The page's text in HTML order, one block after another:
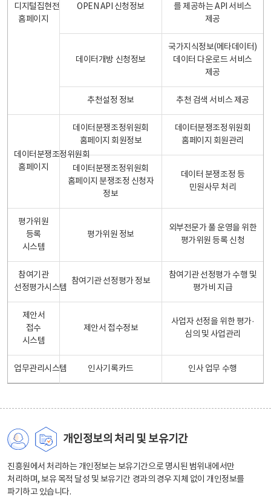
디지털집현전
홈페이지
OPEN API 신청정보
를 제공하는 API 서비스
제공
데이터개방 신청정보
국가지식정보(메타데이터)
데이터 다운로드 서비스
제공
추천설정 정보 추천 검색 서비스 제공
데이터분쟁조정위원회
홈페이지
데이터분쟁조정위원회
홈페이지 회원정보
데이터분쟁조정위원회
홈페이지 회원관리
데이터분쟁조정위원회
홈페이지 분쟁조정 신청자
정보
데이터 분쟁조정 등
민원사무 처리
평가위원
등록
시스템
평가위원 정보
외부전문가 풀 운영을 위한
평가위원 등록 신청
참여기관
선정평가시스템
참여기관 선정평가 정보
참여기관 선정평가 수행 및
평가비 지급
제안서
접수
시스템
제안서 접수정보
사업자 선정을 위한 평가·
심의 및 사업관리
업무관리시스템 인사기록카드 인사 업무 수행
개인정보의 처리 및 보유기간
진흥원에서 처리하는 개인정보는 보유기간으로 명시된 범위내에서만
처리하며, 보유 목적 달성 및 보유기간 경과의 경우 지체 없이 개인정보를
파기하고 있습니다.